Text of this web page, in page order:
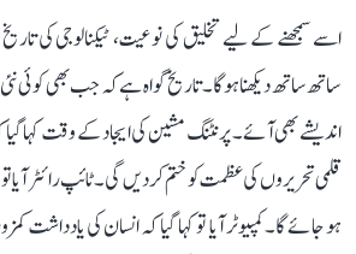
اسے سمجھنے کے لیے تخلیق کی نوعیت، ٹیکنالوجی کی
ساتھ ساتھ دیکھنا ہوگا۔ تاریخ گواہ ہے کہ جب بھی کوئی
اندیشے بھی آئے۔ پرنٹنگ مشین کی ایجاد کے وقت کہا گیا
قلمی تحریروں کی عظمت کو ختم کر دیں گی۔ ٹائپ رائٹر آیا تو
ہو جائے گا۔ کمپیوٹر آیا تو کہا گیا کہ انسان کی